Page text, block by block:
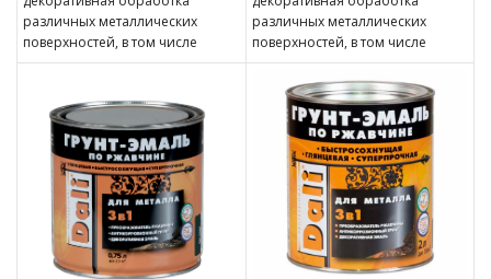
различных металлических
поверхностей, в том числе
пораженных точечной или
толщиной ржавчины до 100 мкм
различных металлических
поверхностей, в том числе
пораженных точечной или
сплошной коррозией c
толщиной ржавчины до 100 мкм